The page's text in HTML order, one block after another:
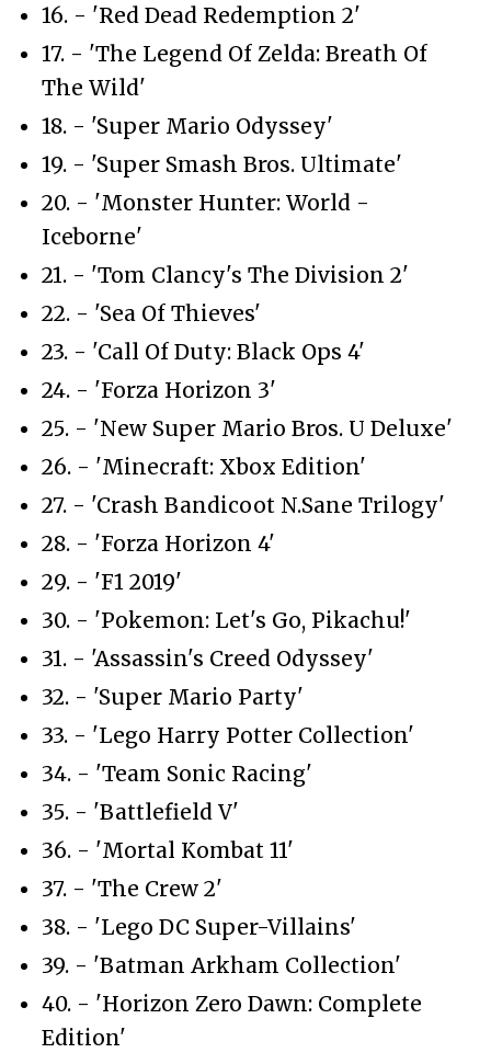
16. - 'Red Dead Redemption 2'
17. - 'The Legend Of Zelda: Breath Of
The Wild'
18. - 'Super Mario Odyssey'
19. - 'Super Smash Bros. Ultimate'
20. - 'Monster Hunter: World -
Iceborne'
21. - 'Tom Clancy's The Division 2'
22. - 'Sea Of Thieves'
23. - 'Call Of Duty: Black Ops 4'
24. - 'Forza Horizon 3'
25. - 'New Super Mario Bros. U Deluxe'
26. - 'Minecraft: Xbox Edition'
27. - 'Crash Bandicoot N.Sane Trilogy'
28. - 'Forza Horizon 4'
29. - 'F1 2019'
30. - 'Pokemon: Let's Go, Pikachu!'
31. - 'Assassin's Creed Odyssey'
32. - 'Super Mario Party'
33. - 'Lego Harry Potter Collection'
34. - 'Team Sonic Racing'
35. - 'Battlefield V'
36. - 'Mortal Kombat 11'
37. - 'The Crew 2'
38. - 'Lego DC Super-Villains'
39. - 'Batman Arkham Collection'
40. - 'Horizon Zero Dawn: Complete
Edition'